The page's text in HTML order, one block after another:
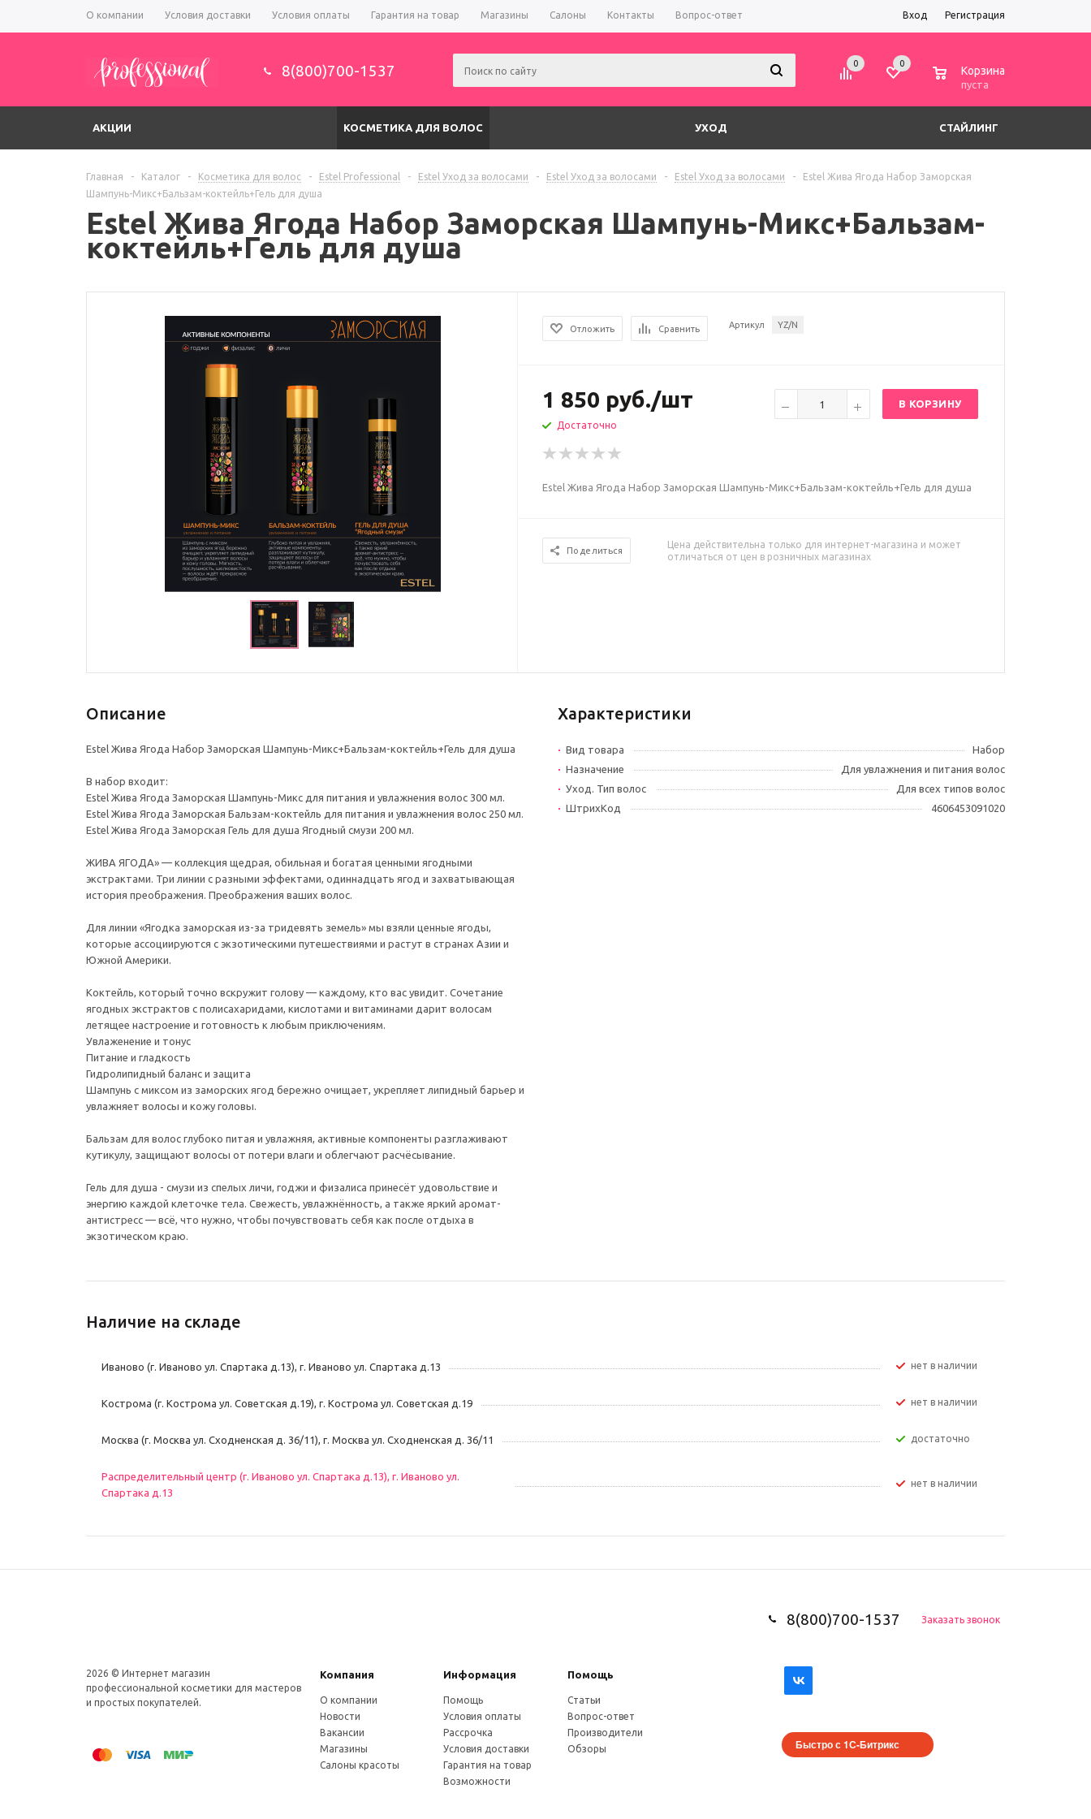
О компании Условия доставки Условия оплаты Гарантия на товар Магазины Салоны Контакты Вопрос-ответ Вход Регистрация
8(800)700-1537 0 0
Корзина
пуста
АКЦИИ КОСМЕТИКА ДЛЯ ВОЛОС УХОД СТАЙЛИНГ
Главная - Каталог - Косметика для волос - Estel Professional - Estel Уход за волосами - Estel Уход за волосами - Estel Уход за волосами -
Estel Жива Ягода Набор Заморская
Шампунь-Микс+Бальзам-коктейль+Гель для душа
Estel Жива Ягода Набор Заморская Шампунь-Микс+Бальзам-
коктейль+Гель для душа
Отложить Сравнить Артикул YZ/N
1 850 руб./шт
Достаточно
В КОРЗИНУ
Estel Жива Ягода Набор Заморская Шампунь-Микс+Бальзам-коктейль+Гель для душа
Поделиться
Цена действительна только для интернет-магазина и может
отличаться от цен в розничных магазинах
Описание
Estel Жива Ягода Набор Заморская Шампунь-Микс+Бальзам-коктейль+Гель для душа
В набор входит:
Estel Жива Ягода Заморская Шампунь-Микс для питания и увлажнения волос 300 мл.
Estel Жива Ягода Заморская Бальзам-коктейль для питания и увлажнения волос 250 мл.
Estel Жива Ягода Заморская Гель для душа Ягодный смузи 200 мл.
ЖИВА ЯГОДА» — коллекция щедрая, обильная и богатая ценными ягодными
экстрактами. Три линии с разными эффектами, одиннадцать ягод и захватывающая
история преображения. Преображения ваших волос.
Для линии «Ягодка заморская из-за тридевять земель» мы взяли ценные ягоды,
которые ассоциируются с экзотическими путешествиями и растут в странах Азии и
Южной Америки.
Коктейль, который точно вскружит голову — каждому, кто вас увидит. Сочетание
ягодных экстрактов с полисахаридами, кислотами и витаминами дарит волосам
летящее настроение и готовность к любым приключениям.
Увлаженение и тонус
Питание и гладкость
Гидролипидный баланс и защита
Шампунь с миксом из заморских ягод бережно очищает, укрепляет липидный барьер и
увлажняет волосы и кожу головы.
Бальзам для волос глубоко питая и увлажняя, активные компоненты разглаживают
кутикулу, защищают волосы от потери влаги и облегчают расчёсывание.
Гель для душа - смузи из спелых личи, годжи и физалиса принесёт удовольствие и
энергию каждой клеточке тела. Свежесть, увлажнённость, а также яркий аромат-
антистресс — всё, что нужно, чтобы почувствовать себя как после отдыха в
экзотическом краю.
Характеристики
Вид товара
Набор
Назначение
Для увлажнения и питания волос
Уход. Тип волос
Для всех типов волос
ШтрихКод
4606453091020
Наличие на складе
Иваново (г. Иваново ул. Спартака д.13), г. Иваново ул. Спартака д.13 Нет в наличии
Кострома (г. Кострома ул. Советская д.19), г. Кострома ул. Советская д.19 Нет в наличии
Москва (г. Москва ул. Сходненская д. 36/11), г. Москва ул. Сходненская д. 36/11 Достаточно
Распределительный центр (г. Иваново ул. Спартака д.13), г. Иваново ул.
Спартака д.13
Нет в наличии
8(800)700-1537 Заказать звонок
2026 © Интернет магазин
профеcсиональной косметики для мастеров
и простых покупателей.
Компания Информация Помощь
О компании
Новости
Вакансии
Магазины
Салоны красоты
Помощь
Условия оплаты
Рассрочка
Условия доставки
Гарантия на товар
Возможности
Статьи
Вопрос-ответ
Производители
Обзоры
Быстро с 1С-Битрикс